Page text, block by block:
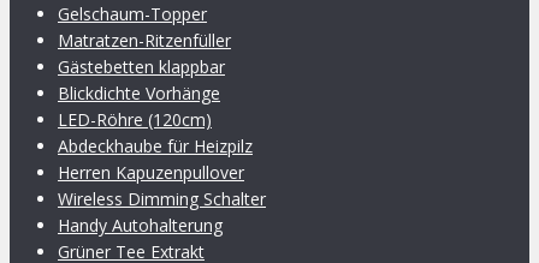
Gelschaum-Topper
Matratzen-Ritzenfüller
Gästebetten klappbar
Blickdichte Vorhänge
LED-Röhre (120cm)
Abdeckhaube für Heizpilz
Herren Kapuzenpullover
Wireless Dimming Schalter
Handy Autohalterung
Grüner Tee Extrakt